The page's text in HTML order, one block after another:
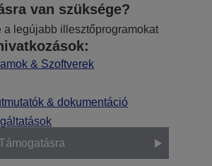
van szüksége?
a legújabb illesztőprogramokat
& Szoftverek
& dokumentáció